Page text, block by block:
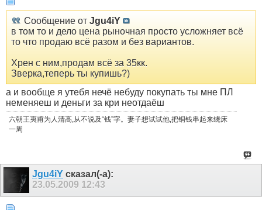
Сообщение от Jgu4iY
в том то и дело цена рыночная просто усложняет всё
то что продаю всё разом и без вариантов.
Хрен с ним,продам всё за 35кк.
Зверка,теперь ты купишь?)
а и вообще я утебя нечё небуду покупать ты мне ПЛ
неменяеш и деньги за кри неотдаёш
六朝王夷甫为人清高,从不说及“钱”字。妻子想试试他,把铜钱串起来绕床
一周
Jgu4iY сказал(-а):
23.05.2009 12:43